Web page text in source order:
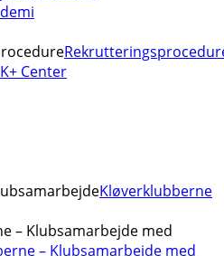
Center
Kløverklubberne
– Klubsamarbejde med
– Klubsamarbejde med